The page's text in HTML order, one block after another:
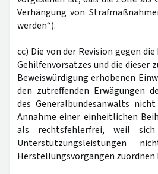
Verhängung von
werden“).
cc) Die von der Revision gegen
Gehilfenvorsatzes und die dieser
Beweiswürdigung erhobenen
den zutreffenden Erwägungen
des Generalbundesanwalts
Annahme einer einheitlichen
als rechtsfehlerfrei, weil
Unterstützungsleistungen
Herstellungsvorgängen zuordnen